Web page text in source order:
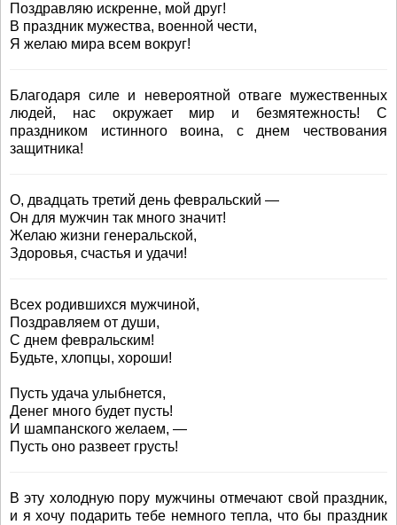
Поздравляю искренне, мой друг!
В праздник мужества, военной чести,
Я желаю мира всем вокруг!
Благодаря силе и невероятной отваге мужественных
людей, нас окружает мир и безмятежность! С
праздником истинного воина, с днем чествования
защитника!
О, двадцать третий день февральский —
Он для мужчин так много значит!
Желаю жизни генеральской,
Здоровья, счастья и удачи!
Всех родившихся мужчиной,
Поздравляем от души,
С днем февральским!
Будьте, хлопцы, хороши!
Пусть удача улыбнется,
Денег много будет пусть!
И шампанского желаем, —
Пусть оно развеет грусть!
В эту холодную пору мужчины отмечают свой праздник,
и я хочу подарить тебе немного тепла, что бы праздник